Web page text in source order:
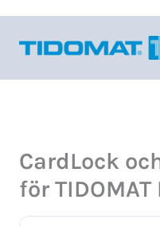
innehåll
CardLock
för TIDOMAT